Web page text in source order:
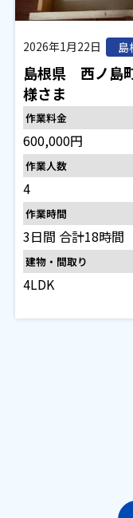
2026年1月22日 島
島根県 西ノ島
様さま
作業料金
600,000円
作業人数
4
作業時間
3日間 合計18時間
建物・間取り
4LDK